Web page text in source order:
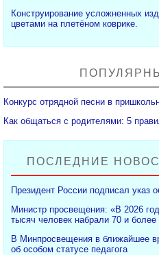
Конструирование усложненных
цветами на плетёном коврике.
Конкурс отрядной песни в
Как общаться с родителями: 5
ПОСЛЕДНИЕ
Президент России подписал указ
Министр просвещения: «В 2026
тысяч человек набрали 70 и
В Минпросвещения в ближайшее
об особом статусе педагога